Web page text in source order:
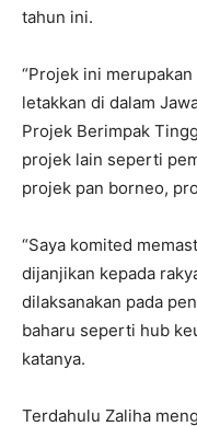
tahun ini.
“Projek ini
letakkan di dalam
Projek Berimpak
projek lain seperti
projek pan borneo,
“Saya komited
dijanjikan kepada
dilaksanakan pada
baharu seperti hub
katanya.
Terdahulu Zaliha